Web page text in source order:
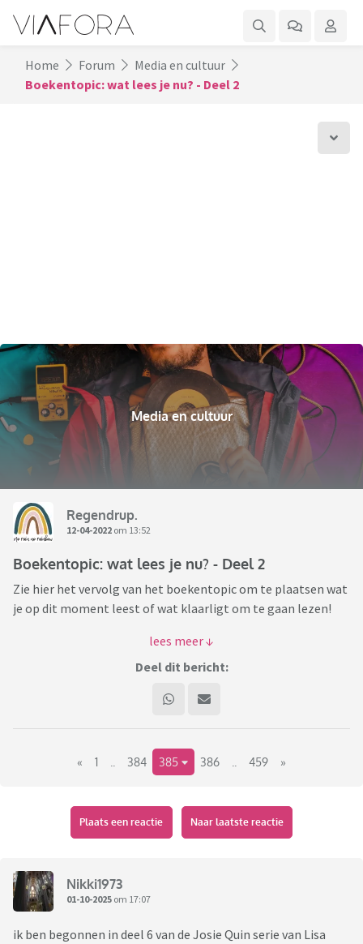
Home Forum
Media en cultuur
Boekentopic: wat lees je nu? - Deel 2
Media en cultuur
Regendrup.
12-04-2022 om 13:52
Boekentopic: wat lees je nu? - Deel 2
Zie hier het vervolg van het boekentopic om te plaatsen wat
je op dit moment leest of wat klaarligt om te gaan lezen!
Eventueel kun je erbij schrijven wat je er tot nu toe van vindt
of waarom je ervoor gekozen hebt dit boek te gaan lezen.
https://www.viafora.nl/forum/media-en-
Deel dit bericht:
« 1 384 385 386 459 »
Plaats een reactie Naar laatste reactie
Nikki1973
01-10-2025 om 17:07
ik ben begonnen in deel 6 van de Josie Quin serie van Lisa